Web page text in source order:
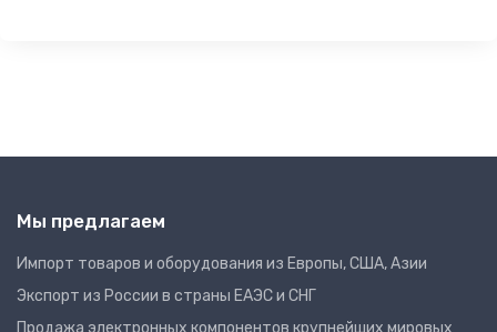
Мы предлагаем
Импорт товаров и оборудования из Европы, США, Азии
Экспорт из России в страны ЕАЭС и СНГ